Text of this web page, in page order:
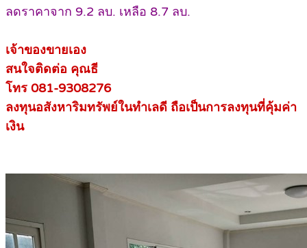
ลดราคาจาก 9.2 ลบ. เหลือ 8.7 ลบ.
เจ้าของขายเอง
สนใจติดต่อ คุณธี
โทร 081-9308276
ลงทุนอสังหาริมทรัพย์ในทำเลดี ถือเป็นการลงทุนที่คุ้มค่า
เงิน